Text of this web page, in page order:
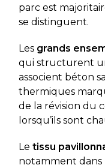
parc est
se distinguent.
Les grands
qui structurent
associent béton
thermiques
de la révision du
lorsqu’ils sont
Le tissu
notamment dans